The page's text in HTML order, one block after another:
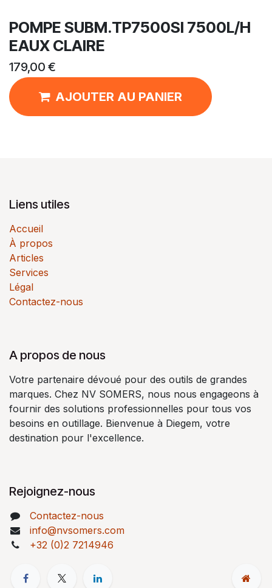
POMPE SUBM.TP7500SI 7500L/H
EAUX CLAIRE
179,00 €
AJOUTER AU PANIER
Liens utiles
Accueil
À propos
Articles
Services
Légal
Contactez-nous
A propos de nous
Votre partenaire dévoué pour des outils de grandes
marques. Chez NV SOMERS, nous nous engageons à
fournir des solutions professionnelles pour tous vos
besoins en outillage. Bienvenue à Diegem, votre
destination pour l'excellence.
Rejoignez-nous
Contactez-nous
info@nvsomers.com
+32 (0)2 7214946